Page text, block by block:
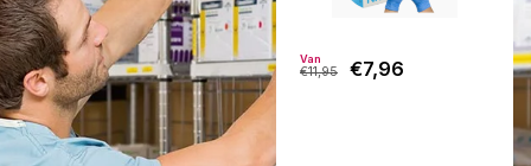
Van
€11,95 €7,96